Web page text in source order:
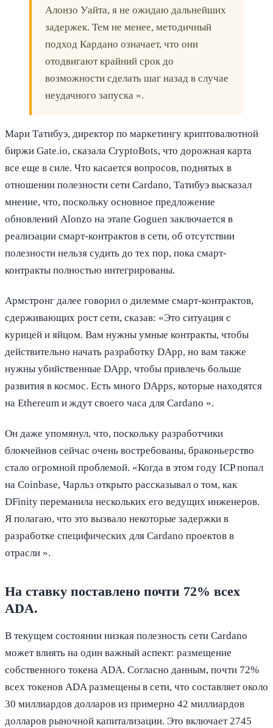
Алонзо Уайта, я не ожидаю дальнейших
задержек. Тем не менее, методичный
подход Кардано означает, что они
отодвигают крайний срок до
возможности сделать шаг назад в случае
неудачного запуска ».
Мари Татибуэ, директор по маркетингу криптовалютной
биржи Gate.io, сказала CryptoBots, что дорожная карта
все еще в силе. Что касается вопросов, поднятых в
отношении полезности сети Cardano, Татибуэ высказал
мнение, что, поскольку основное предложение
обновлений Alonzo на этапе Goguen заключается в
реализации смарт-контрактов в сети, об отсутствии
полезности нельзя судить до тех пор, пока смарт-
контракты полностью интегрированы.
Армстронг далее говорил о дилемме смарт-контрактов,
сдерживающих рост сети, сказав: «Это ситуация с
курицей и яйцом. Вам нужны умные контракты, чтобы
действительно начать разработку DApp, но вам также
нужны убийственные DApp, чтобы привлечь больше
развития в космос. Есть много DApps, которые находятся
на Ethereum и ждут своего часа для Cardano ».
Он даже упомянул, что, поскольку разработчики
блокчейнов сейчас очень востребованы, браконьерство
стало огромной проблемой. «Когда в этом году ICP попал
на Coinbase, Чарльз открыто рассказывал о том, как
DFinity переманила нескольких его ведущих инженеров.
Я полагаю, что это вызвало некоторые задержки в
разработке специфических для Cardano проектов в
отрасли ».
На ставку поставлено почти 72% всех
ADA.
В текущем состоянии низкая полезность сети Cardano
может влиять на один важный аспект: размещение
собственного токена ADA. Согласно данным, почти 72%
всех токенов ADA размещены в сети, что составляет около
30 миллиардов долларов из примерно 42 миллиардов
долларов рыночной капитализации. Это включает 2745